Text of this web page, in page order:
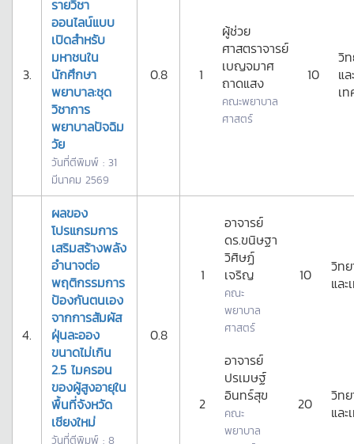
3.
รายวิชา
ออนไลน์แบบ
เปิดสําหรับ
มหาชนใน
นักศึกษา
พยาบาล:ชุด
วิชาการ
พยาบาลปัจฉิม
วัย
วันที่ตีพิมพ์ : 31
มีนาคม 2569
0.8 1
ผู้ช่วย
ศาสตราจารย์
เบญจมาศ
ถาดแสง
คณะพยาบาล
ศาสตร์
10
วิ
แล
เ
4.
ผลของ
โปรแกรมการ
เสริมสร้างพลัง
อำนาจต่อ
พฤติกรรมการ
ป้องกันตนเอง
จากการสัมผัส
ฝุ่นละออง
ขนาดไม่เกิน
2.5 ไมครอน
ของผู้สูงอายุใน
พื้นที่จังหวัด
เชียงใหม่
วันที่ตีพิมพ์ : 8
0.8
1
อาจารย์
ดร.ขนิษฐา
วิศิษฏ์
เจริญ
คณะ
พยาบาล
ศาสตร์
10
วิท
และ
2
อาจารย์
ปรเมษฐ์
อินทร์สุข
คณะ
พยาบาล
20
วิท
และ